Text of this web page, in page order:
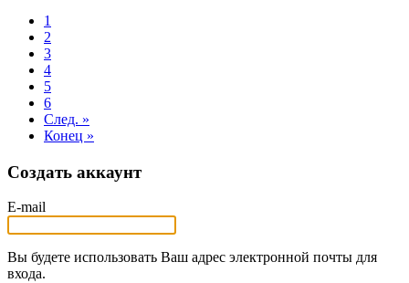
1
2
3
4
5
6
След. »
Конец »
Создать аккаунт
E-mail
Вы будете использовать Ваш адрес электронной почты для
входа.